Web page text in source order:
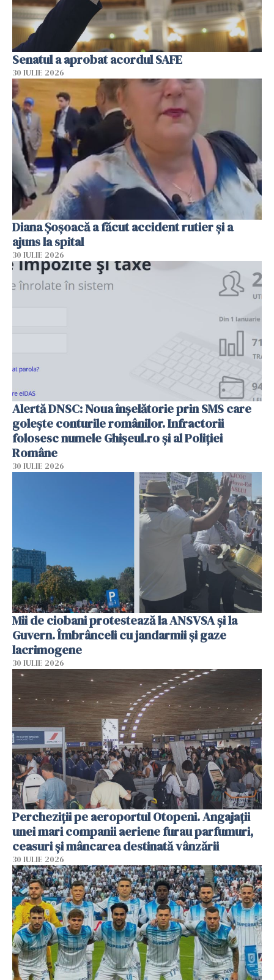
Senatul a aprobat acordul SAFE
30 IULIE 2026
Diana Șoșoacă a făcut accident rutier și a
ajuns la spital
30 IULIE 2026
Alertă DNSC: Noua înșelătorie prin SMS care
golește conturile românilor. Infractorii
folosesc numele Ghișeul.ro și al Poliției
Române
30 IULIE 2026
Mii de ciobani protestează la ANSVSA și la
Guvern. Îmbrânceli cu jandarmii și gaze
lacrimogene
30 IULIE 2026
Percheziții pe aeroportul Otopeni. Angajații
unei mari companii aeriene furau parfumuri,
ceasuri și mâncarea destinată vânzării
30 IULIE 2026